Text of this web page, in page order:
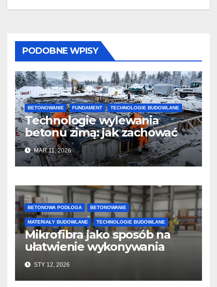
PODOBNE WPISY
BETONOWANIE FUNDAMENT TECHNOLOGIE BUDOWLANE
Technologie wylewania
betonu zimą: jak zachować
jakość i przyspieszyć
twardnienie
MAR 11, 2026
BETONOWA PODŁOGA BETONOWANIE
MATERIAŁY BUDOWLANE TECHNOLOGIE BUDOWLANE
Mikrofibra jako sposób na
ułatwienie wykonywania
posadzek betonowych i
konstrukcji
STY 12, 2026